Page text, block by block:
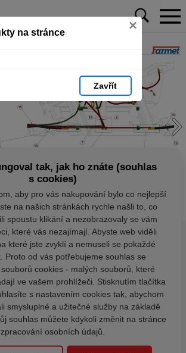
na stránce ×
Zavřít
tak, jak ho znáte (souhlas
s cookies)
aby pro vás nakupování bylo co nejlepší
na našich stránkách rychle našli to, co
spoustu klikání a nezobrazovaly se vám
které vás nezajímají. Abyste web viděli
které jste zvyklí a nemuseli se pokaždé
Proto od vás potřebujeme souhlas se
cookies - malých souborů, které
ve vašem prohlížeči. Stisknutím tlačítka
s nastavením cookies tak, abychom
smysluplné a užitečné služby na základě
souhlas můžete kdykoli změnit na stránce
zpracování osobních údajů.